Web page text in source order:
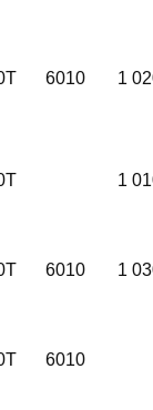
6010 1
1
6010 1
6010